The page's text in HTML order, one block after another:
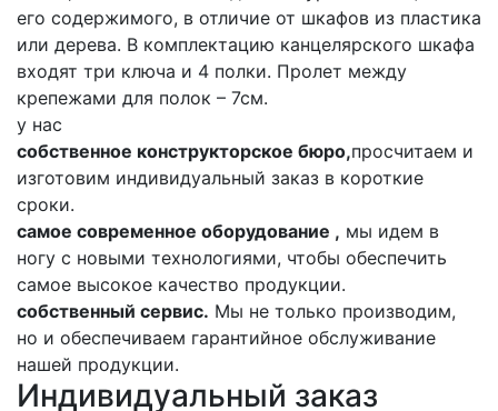
его содержимого, в отличие от шкафов из пластика
или дерева. В комплектацию канцелярского шкафа
входят три ключа и 4 полки. Пролет между
крепежами для полок – 7см.
у нас
собственное конструкторское бюро,просчитаем и
изготовим индивидуальный заказ в короткие
сроки.
самое современное оборудование , мы идем в
ногу с новыми технологиями, чтобы обеспечить
самое высокое качество продукции.
собственный сервис. Мы не только производим,
но и обеспечиваем гарантийное обслуживание
нашей продукции.
Индивидуальный заказ